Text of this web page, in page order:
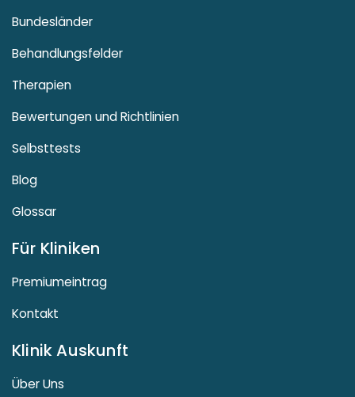
Bundesländer
Behandlungsfelder
Therapien
Bewertungen und Richtlinien
Selbsttests
Blog
Glossar
Für Kliniken
Premiumeintrag
Kontakt
Klinik Auskunft
Über Uns